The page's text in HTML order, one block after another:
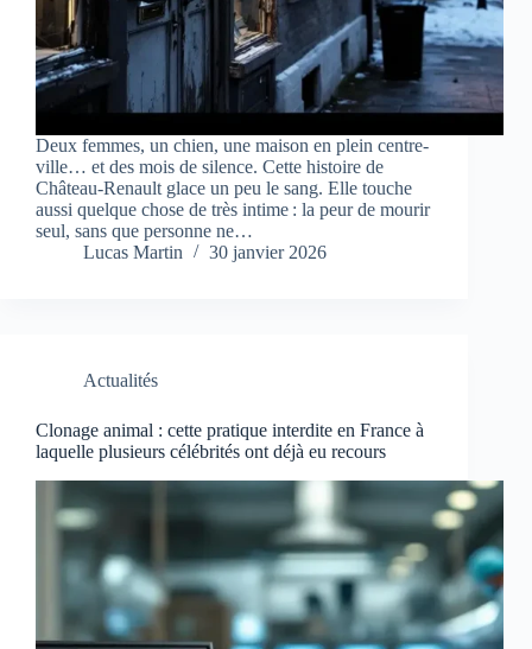
Deux femmes, un chien, une maison en plein centre-
ville… et des mois de silence. Cette histoire de
Château-Renault glace un peu le sang. Elle touche
aussi quelque chose de très intime : la peur de mourir
seul, sans que personne ne…
Lucas Martin
30 janvier 2026
Actualités
Clonage animal : cette pratique interdite en France à
laquelle plusieurs célébrités ont déjà eu recours